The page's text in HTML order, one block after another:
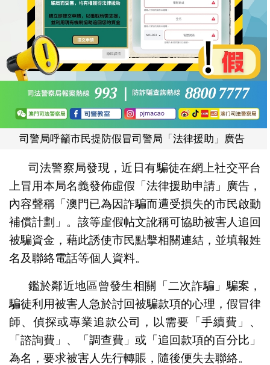
司警局呼籲市民提防假冒司警局「法律援助」廣告
司法警察局發現，近日有騙徒在網上社交平台
上冒用本局名義發佈虛假「法律援助申請」廣告，
內容聲稱「澳門已為因詐騙而遭受損失的市民啟動
補償計劃」。該等虛假帖文訛稱可協助被害人追回
被騙資金，藉此誘使市民點擊相關連結，並填報姓
名及聯絡電話等個人資料。
鑑於鄰近地區曾發生相關「二次詐騙」騙案，
騙徒利用被害人急於討回被騙款項的心理，假冒律
師、偵探或專業追款公司，以需要「手續費」、
「諮詢費」、「調查費」或「追回款項的百分比」
為名，要求被害人先行轉賬，隨後便失去聯絡。